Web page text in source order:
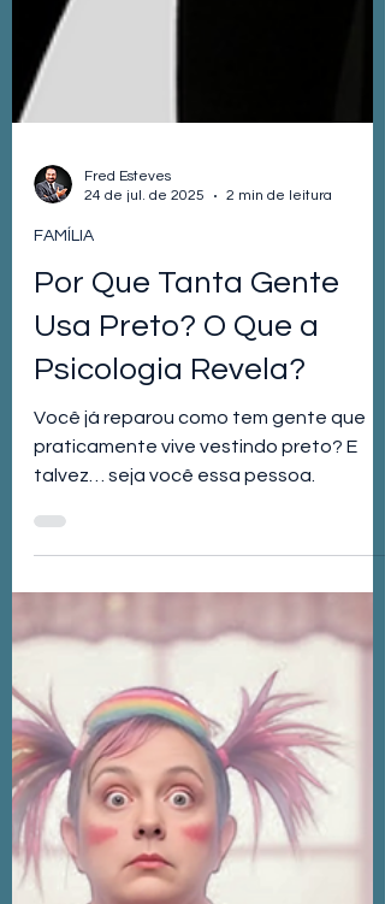
Fred Esteves
24 de jul. de 2025
FAMÍLIA
Por Que Tanta Gente
Usa Preto? O Que a
Você já reparou como tem gente que
talvez… seja você essa pessoa.